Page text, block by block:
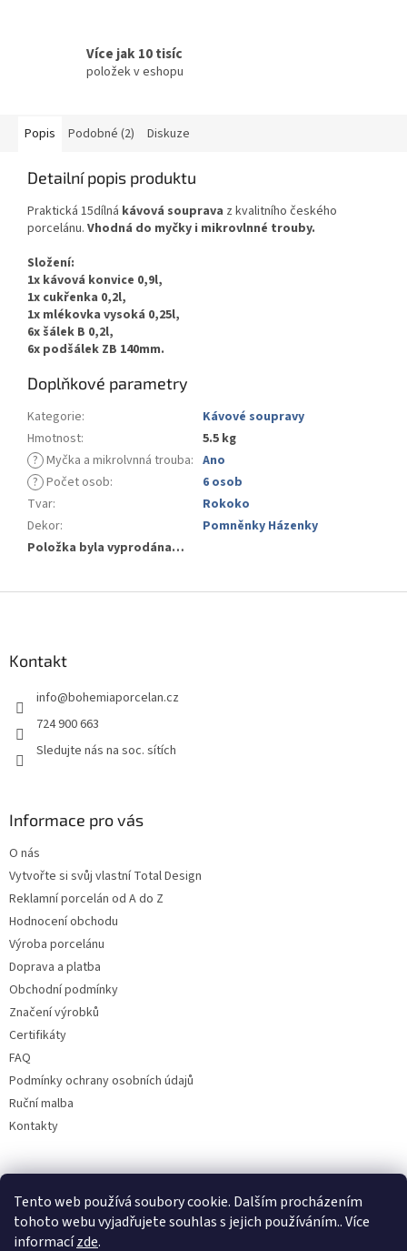
Tento web používá soubory cookie. Dalším procházením
tohoto webu vyjadřujete souhlas s jejich používáním.. Více
informacízde.
Více jak 10 tisíc
položek v eshopu
Popis Podobné (2) Diskuze
Detailní popis produktu
Praktická 15dílná kávová souprava z kvalitního českého
porcelánu. Vhodná do myčky i mikrovlnné trouby.
Složení:
1x kávová konvice 0,9l,
1x cukřenka 0,2l,
1x mlékovka vysoká 0,25l,
6x šálek B 0,2l,
6x podšálek ZB 140mm.
Doplňkové parametry
Kategorie:
Kávové soupravy
Hmotnost:
5.5 kg
? Myčka a mikrolvnná trouba: Ano
? Počet osob:
6 osob
Tvar:
Rokoko
Dekor:
Pomněnky Házenky
Položka byla vyprodána…
Kontakt
info@bohemiaporcelan.cz
724 900 663
Sledujte nás na soc. sítích
Informace pro vás
O nás
Vytvořte si svůj vlastní Total Design
Reklamní porcelán od A do Z
Hodnocení obchodu
Výroba porcelánu
Doprava a platba
Obchodní podmínky
Značení výrobků
Certifikáty
FAQ
Podmínky ochrany osobních údajů
Ruční malba
Kontakty
Facebook